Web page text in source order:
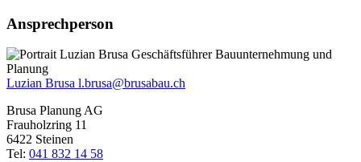
Ansprechperson
Luzian Brusa l.brusa@brusabau.ch
Brusa Planung AG
Frauholzring 11
6422 Steinen
Tel: 041 832 14 58